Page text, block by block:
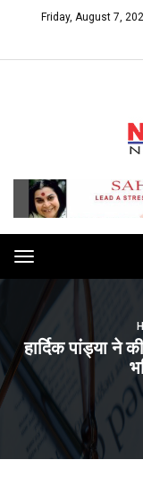
Friday, August 7,
Toggle
navigation
हार्दिक पांड्या ने